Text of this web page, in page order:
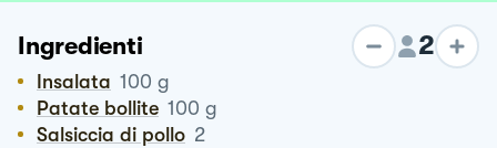
Ingredienti 2
Insalata 100 g
Patate bollite 100 g
Salsiccia di pollo 2